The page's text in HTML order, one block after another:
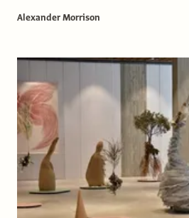
Alexander Morrison